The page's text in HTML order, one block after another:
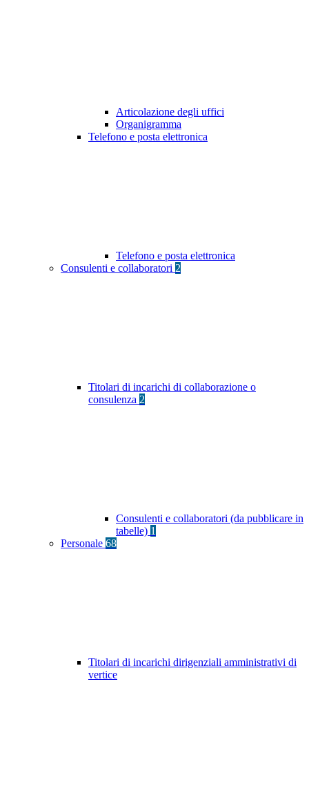
Articolazione degli uffici
Organigramma
Telefono e posta elettronica
Telefono e posta elettronica
Consulenti e collaboratori 2
Titolari di incarichi di collaborazione o
consulenza 2
Consulenti e collaboratori (da pubblicare in
tabelle) 1
Personale 68
Titolari di incarichi dirigenziali amministrativi di
vertice